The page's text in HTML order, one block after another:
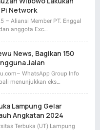
Network
– Aliansi Member PT. Enggal
anggota Exc…
News, Bagikan 150
Jalan
WhatsApp Group Info
menunjukkan eks…
Lampung Gelar
Angkatan 2024
Terbuka (UT) Lampung